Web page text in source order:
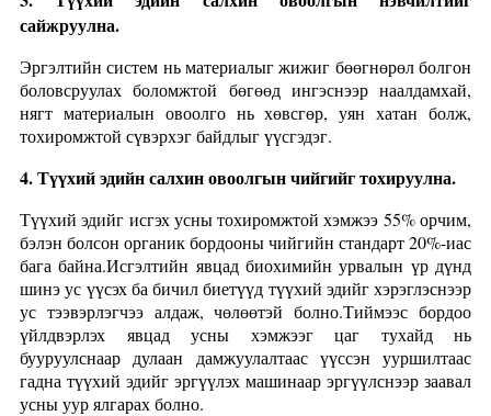
сайжруулна.
Эргэлтийн систем нь материалыг жижиг бөөгнөрөл болгон
боловсруулах боломжтой бөгөөд ингэснээр наалдамхай,
нягт материалын овоолго нь хөвсгөр, уян хатан болж,
тохиромжтой сүвэрхэг байдлыг үүсгэдэг.
4. Түүхий эдийн салхин овоолгын чийгийг тохируулна.
Түүхий эдийг исгэх усны тохиромжтой хэмжээ 55% орчим,
бэлэн болсон органик бордооны чийгийн стандарт 20%-иас
бага байна.Исгэлтийн явцад биохимийн урвалын үр дүнд
шинэ ус үүсэх ба бичил биетүүд түүхий эдийг хэрэглэснээр
ус тээвэрлэгчээ алдаж, чөлөөтэй болно.Тиймээс бордоо
үйлдвэрлэх явцад усны хэмжээг цаг тухайд нь
бууруулснаар дулаан дамжуулалтаас үүссэн ууршилтаас
гадна түүхий эдийг эргүүлэх машинаар эргүүлснээр заавал
усны уур ялгарах болно.